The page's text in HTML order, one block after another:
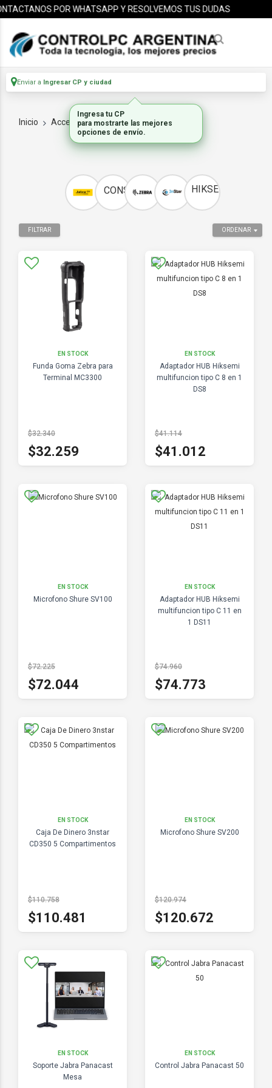
POR WHATSAPP Y RESOLVEMOS TUS DUDAS
Enviar a Ingresar CP y ciudad
Inicio Accesorios_1 ACCESORIOS
CONSUMO HIKSEMI
ORDENAR
FILTRAR
EN STOCK
Funda Goma Zebra para
Terminal MC3300
$32.340
$32.259
EN STOCK
Adaptador HUB Hiksemi
multifuncion tipo C 8 en 1
DS8
$41.114
$41.012
EN STOCK
Microfono Shure SV100
$72.225
$72.044
EN STOCK
Adaptador HUB Hiksemi
multifuncion tipo C 11 en
1 DS11
$74.960
$74.773
EN STOCK
Caja De Dinero 3nstar
CD350 5 Compartimentos
$110.758
$110.481
EN STOCK
Microfono Shure SV200
$120.974
$120.672
EN STOCK
Soporte Jabra Panacast
Mesa
EN STOCK
Control Jabra Panacast 50
Ingresa tu CP
para mostrarte las mejores
opciones de envío.